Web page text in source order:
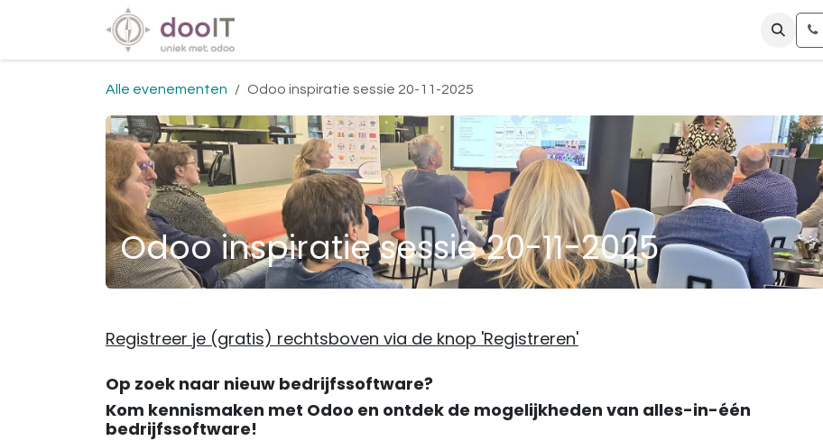
Overslaan naar inhoud
Shop
Alle evenementen Odoo inspiratie sessie 20-11-2025
Odoo inspiratie sessie 20-11-2025
Registreer je (gratis) rechtsboven via de knop 'Registreren'
Op zoek naar nieuw bedrijfssoftware?
Kom kennismaken met Odoo en ontdek de mogelijkheden van alles-in-één
bedrijfssoftware!